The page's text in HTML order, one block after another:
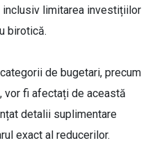
inclusiv limitarea investițiilor
birotică.
de bugetari, precum
vor fi afectați de această
detalii suplimentare
exact al reducerilor.